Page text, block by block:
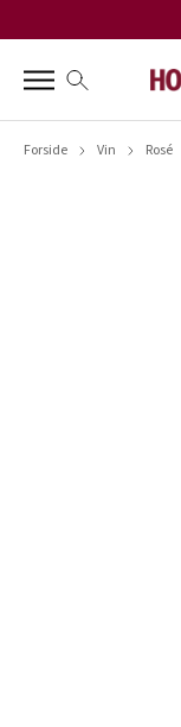
Forside Vin Rosé